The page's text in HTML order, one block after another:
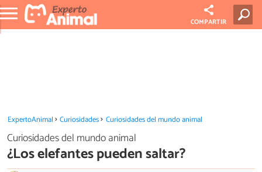
COMPARTIR
ExpertoAnimal Curiosidades Curiosidades del mundo animal
Curiosidades del mundo animal
¿Los elefantes pueden saltar?